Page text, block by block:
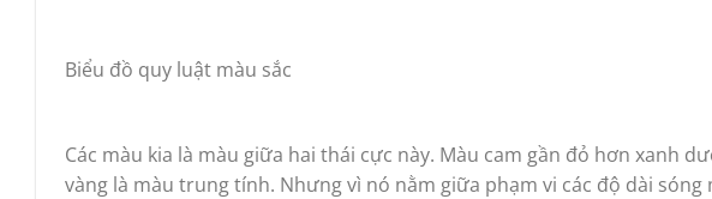
Biểu đồ quy luật màu sắc
Các màu kia là màu giữa hai thái cực này. Màu cam gần đỏ hơn xanh
vàng là màu trung tính. Nhưng vì nó nằm giữa phạm vi các độ dài